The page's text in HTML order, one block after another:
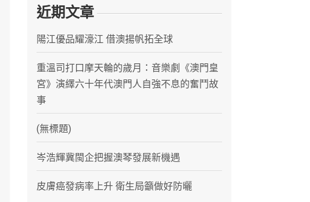
近期文章
陽江優品耀濠江 借澳揚帆拓全球
重溫司打口摩天輪的歲月：音樂劇《澳門皇
宮》演繹六十年代澳門人自強不息的奮鬥故
事
(無標題)
岑浩輝冀閩企把握澳琴發展新機遇
皮膚癌發病率上升 衛生局籲做好防曬